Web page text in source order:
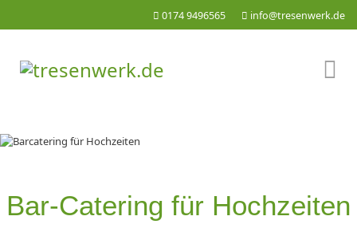
0174 9496565 info@tresenwerk.de
Bar-Catering für Hochzeiten